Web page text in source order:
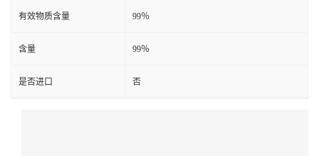
有效物质含量 99％
含量 99％
是否进口 否